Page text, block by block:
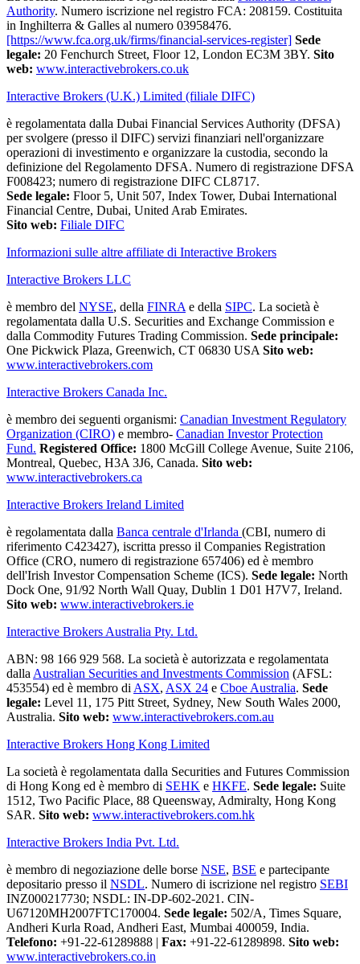
Authority. Numero iscrizione nel registro FCA: 208159. Costituita
in Inghilterra & Galles al numero 03958476.
[https://www.fca.org.uk/firms/financial-services-register] Sede
legale: 20 Fenchurch Street, Floor 12, London EC3M 3BY. Sito
web: www.interactivebrokers.co.uk
Interactive Brokers (U.K.) Limited (filiale DIFC)
è regolamentata dalla Dubai Financial Services Authority (DFSA)
per svolgere (presso il DIFC) servizi finanziari nell'organizzare
operazioni di investimento e organizzare la custodia, secondo la
definizione del Regolamento DFSA. Numero di registrazione DFSA
F008423; numero di registrazione DIFC CL8717.
Sede legale: Floor 5, Unit 507, Index Tower, Dubai International
Financial Centre, Dubai, United Arab Emirates.
Sito web: Filiale DIFC
Informazioni sulle altre affiliate di Interactive Brokers
Interactive Brokers LLC
è membro del NYSE, della FINRA e della SIPC. La società è
regolamentata dalla U.S. Securities and Exchange Commission e
dalla Commodity Futures Trading Commission. Sede principale:
One Pickwick Plaza, Greenwich, CT 06830 USA Sito web:
www.interactivebrokers.com
Interactive Brokers Canada Inc.
è membro dei seguenti organismi: Canadian Investment Regulatory
Organization (CIRO) e membro- Canadian Investor Protection
Fund. Registered Office: 1800 McGill College Avenue, Suite 2106,
Montreal, Quebec, H3A 3J6, Canada. Sito web:
www.interactivebrokers.ca
Interactive Brokers Ireland Limited
è regolamentata dalla Banca centrale d'Irlanda (CBI, numero di
riferimento C423427), iscritta presso il Companies Registration
Office (CRO, numero di registrazione 657406) ed è membro
dell'Irish Investor Compensation Scheme (ICS). Sede legale: North
Dock One, 91/92 North Wall Quay, Dublin 1 D01 H7V7, Ireland.
Sito web: www.interactivebrokers.ie
Interactive Brokers Australia Pty. Ltd.
ABN: 98 166 929 568. La società è autorizzata e regolamentata
dalla Australian Securities and Investments Commission (AFSL:
453554) ed è membro di ASX, ASX 24 e Cboe Australia. Sede
legale: Level 11, 175 Pitt Street, Sydney, New South Wales 2000,
Australia. Sito web: www.interactivebrokers.com.au
Interactive Brokers Hong Kong Limited
La società è regolamentata dalla Securities and Futures Commission
di Hong Kong ed è membro di SEHK e HKFE. Sede legale: Suite
1512, Two Pacific Place, 88 Queensway, Admiralty, Hong Kong
SAR. Sito web: www.interactivebrokers.com.hk
Interactive Brokers India Pvt. Ltd.
è membro di negoziazione delle borse NSE, BSE e partecipante
depositario presso il NSDL. Numero di iscrizione nel registro SEBI
INZ000217730; NSDL: IN-DP-602-2021. CIN-
U67120MH2007FTC170004. Sede legale: 502/A, Times Square,
Andheri Kurla Road, Andheri East, Mumbai 400059, India.
Telefono: +91-22-61289888 | Fax: +91-22-61289898. Sito web:
www.interactivebrokers.co.in